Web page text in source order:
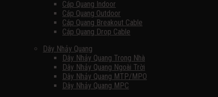
Cáp Quang Indoor
Cáp Quang Outdoor
Cáp Quang Breakout Cable
Cáp Quang Drop Cable
Dây Nhảy Quang
Dây Nhảy Quang Trong Nhà
Dây Nhảy Quang Ngoài Trời
Dây Nhảy Quang MTP/MPO
Dây Nhảy Quang MPC